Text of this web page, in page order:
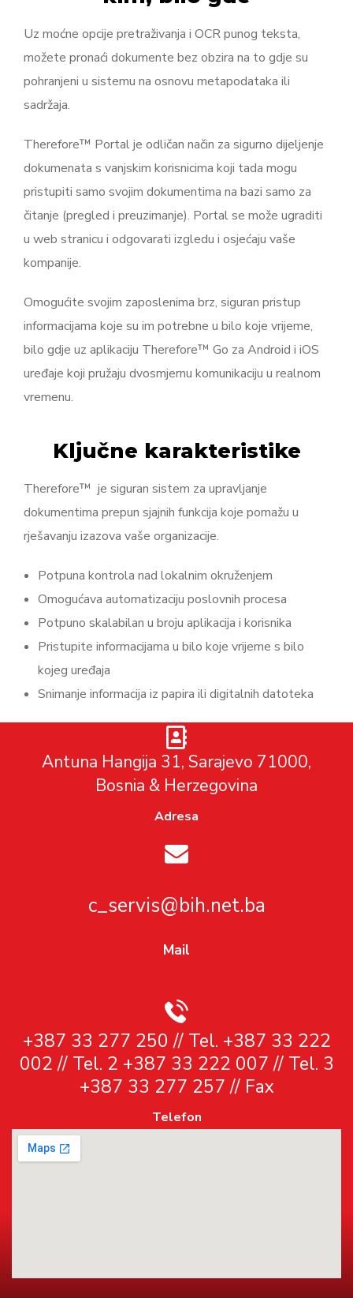
Uz moćne opcije pretraživanja i OCR punog teksta,
možete pronaći dokumente bez obzira na to gdje su
pohranjeni u sistemu na osnovu metapodataka ili
sadržaja.
Therefore™ Portal je odličan način za sigurno dijeljenje
dokumenata s vanjskim korisnicima koji tada mogu
pristupiti samo svojim dokumentima na bazi samo za
čitanje (pregled i preuzimanje). Portal se može ugraditi
u web stranicu i odgovarati izgledu i osjećaju vaše
kompanije.
Omogućite svojim zaposlenima brz, siguran pristup
informacijama koje su im potrebne u bilo koje vrijeme,
bilo gdje uz aplikaciju Therefore™ Go za Android i iOS
uređaje koji pružaju dvosmjernu komunikaciju u realnom
vremenu.
Ključne karakteristike
Therefore™ je siguran sistem za upravljanje
dokumentima prepun sjajnih funkcija koje pomažu u
rješavanju izazova vaše organizacije.
Potpuna kontrola nad lokalnim okruženjem
Omogućava automatizaciju poslovnih procesa
Potpuno skalabilan u broju aplikacija i korisnika
Pristupite informacijama u bilo koje vrijeme s bilo
kojeg uređaja
Snimanje informacija iz papira ili digitalnih datoteka
Antuna Hangija 31, Sarajevo 71000,
Bosnia & Herzegovina
Adresa
c_servis@bih.net.ba
Mail
+387 33 277 250 // Tel. +387 33 222
002 // Tel. 2 +387 33 222 007 // Tel. 3
+387 33 277 257 // Fax
Telefon